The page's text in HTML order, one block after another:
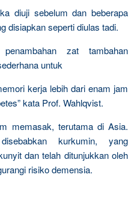
diuji sebelum dan beberapa
disiapkan seperti diulas tadi.
zat tambahan
untuk
kerja lebih dari enam jam
kata Prof. Wahlqvist.
memasak, terutama di Asia.
kurkumin, yang
dan telah ditunjukkan oleh
risiko demensia.